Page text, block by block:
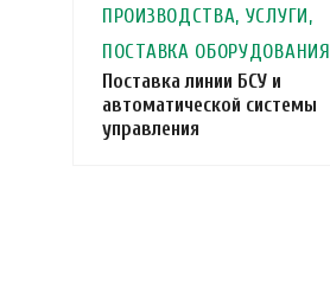
ПРОИЗВОДСТВА, УСЛУГИ,
ПОСТАВКА ОБОРУДОВАНИЯ
Поставка линии БСУ и
автоматической системы
управления